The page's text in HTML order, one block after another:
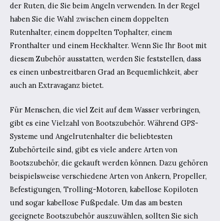
der Ruten, die Sie beim Angeln verwenden. In der Regel
haben Sie die Wahl zwischen einem doppelten
Rutenhalter, einem doppelten Tophalter, einem
Fronthalter und einem Heckhalter. Wenn Sie Ihr Boot mit
diesem Zubehör ausstatten, werden Sie feststellen, dass
es einen unbestreitbaren Grad an Bequemlichkeit, aber
auch an Extravaganz bietet.
Für Menschen, die viel Zeit auf dem Wasser verbringen,
gibt es eine Vielzahl von Bootszubehör. Während GPS-
Systeme und Angelrutenhalter die beliebtesten
Zubehörteile sind, gibt es viele andere Arten von
Bootszubehör, die gekauft werden können. Dazu gehören
beispielsweise verschiedene Arten von Ankern, Propeller,
Befestigungen, Trolling-Motoren, kabellose Kopiloten
und sogar kabellose Fußpedale. Um das am besten
geeignete Bootszubehör auszuwählen, sollten Sie sich